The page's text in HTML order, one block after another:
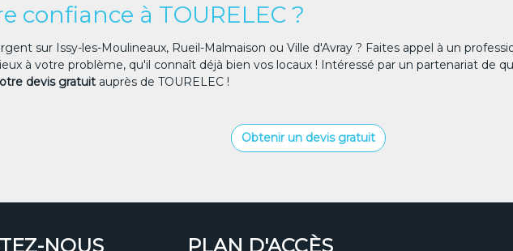
confiance à TOURELEC ?
sur Issy-les-Moulineaux, Rueil-Malmaison ou Ville d'Avray ? Faites appel à un
à votre problème, qu'il connaît déjà bien vos locaux ! Intéressé par un partenariat de
devis gratuit auprès de TOURELEC !
Obtenir un devis gratuit
NOUS PLAN D'ACCÈS